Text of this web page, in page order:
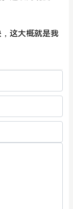
这大概就是我